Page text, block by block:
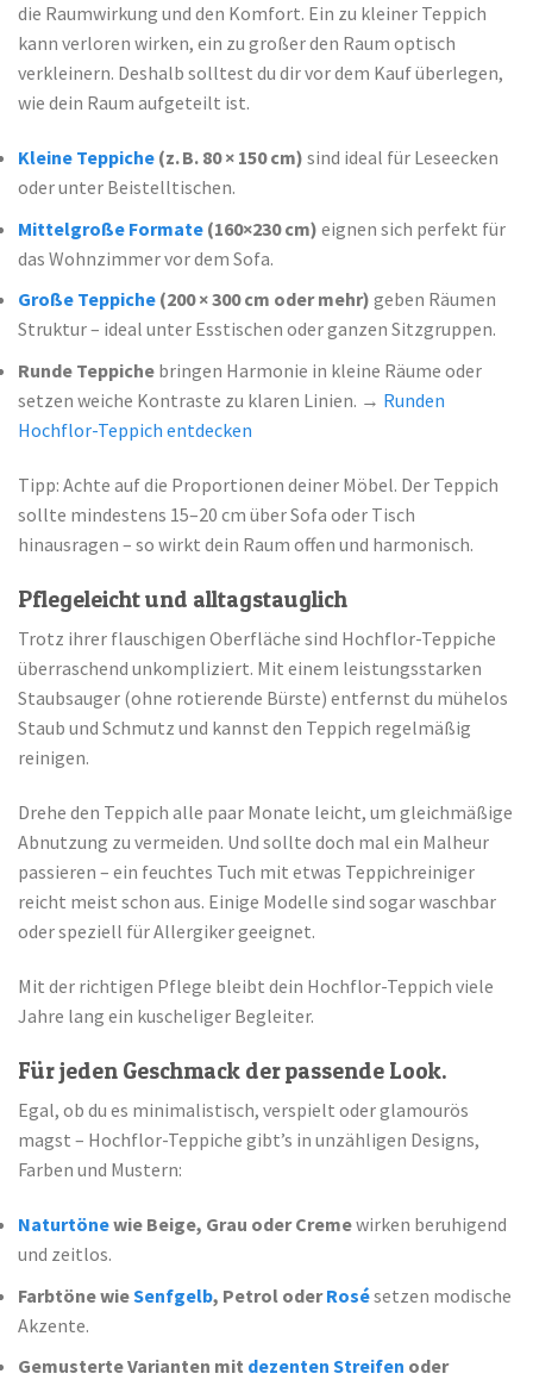
die Raumwirkung und den Komfort. Ein zu kleiner Teppich
kann verloren wirken, ein zu großer den Raum optisch
verkleinern. Deshalb solltest du dir vor dem Kauf überlegen,
wie dein Raum aufgeteilt ist.
Kleine Teppiche (z. B. 80 × 150 cm) sind ideal für Leseecken
oder unter Beistelltischen.
Mittelgroße Formate (160×230 cm) eignen sich perfekt für
das Wohnzimmer vor dem Sofa.
Große Teppiche (200 × 300 cm oder mehr) geben Räumen
Struktur – ideal unter Esstischen oder ganzen Sitzgruppen.
Runde Teppiche bringen Harmonie in kleine Räume oder
setzen weiche Kontraste zu klaren Linien. → Runden
Hochflor-Teppich entdecken
Tipp: Achte auf die Proportionen deiner Möbel. Der Teppich
sollte mindestens 15–20 cm über Sofa oder Tisch
hinausragen – so wirkt dein Raum offen und harmonisch.
Pflegeleicht und alltagstauglich
Trotz ihrer flauschigen Oberfläche sind Hochflor-Teppiche
überraschend unkompliziert. Mit einem leistungsstarken
Staubsauger (ohne rotierende Bürste) entfernst du mühelos
Staub und Schmutz und kannst den Teppich regelmäßig
reinigen.
Drehe den Teppich alle paar Monate leicht, um gleichmäßige
Abnutzung zu vermeiden. Und sollte doch mal ein Malheur
passieren – ein feuchtes Tuch mit etwas Teppichreiniger
reicht meist schon aus. Einige Modelle sind sogar waschbar
oder speziell für Allergiker geeignet.
Mit der richtigen Pflege bleibt dein Hochflor-Teppich viele
Jahre lang ein kuscheliger Begleiter.
Für jeden Geschmack der passende Look.
Egal, ob du es minimalistisch, verspielt oder glamourös
magst – Hochflor-Teppiche gibt’s in unzähligen Designs,
Farben und Mustern:
Naturtönewie Beige, Grau oder Cremewirken beruhigend
und zeitlos.
Farbtöne wieSenfgelb, Petrol oder Rosésetzen modische
Akzente.
Gemusterte Varianten mit dezenten Streifen oder